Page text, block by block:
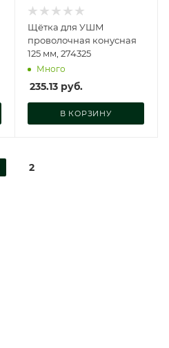
Щётка для УШМ
проволочная конусная
125 мм, 274325
Много
235.13руб.
В КОРЗИНУ
2